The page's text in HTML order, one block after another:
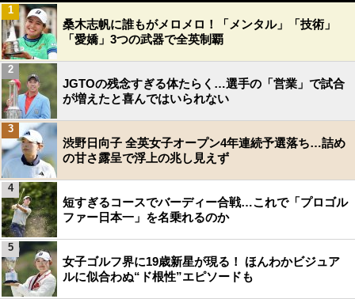
桑木志帆に誰もがメロメロ！「メンタル」「技術」
「愛嬌」3つの武器で全英制覇
1
JGTOの残念すぎる体たらく…選手の「営業」で試合
が増えたと喜んではいられない
2
渋野日向子 全英女子オープン4年連続予選落ち…詰め
の甘さ露呈で浮上の兆し見えず
3
短すぎるコースでバーディー合戦…これで「プロゴル
ファー日本一」を名乗れるのか
4
女子ゴルフ界に19歳新星が現る！ ほんわかビジュア
ルに似合わぬ“ド根性”エピソードも
5